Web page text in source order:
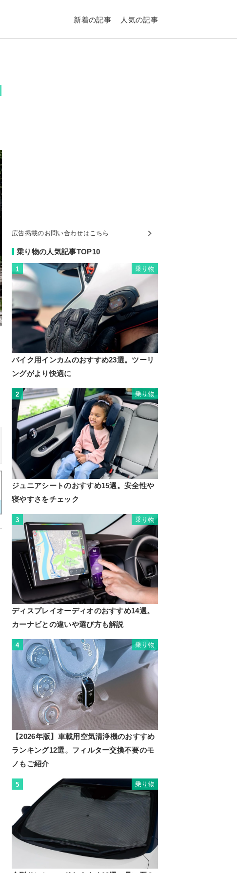
新着の記事 人気の記事
広告掲載のお問い合わせはこちら
乗り物の人気記事TOP10
1 乗り物
バイク用インカムのおすすめ23選。ツーリ
ングがより快適に
2 乗り物
ジュニアシートのおすすめ15選。安全性や
寝やすさをチェック
3 乗り物
ディスプレイオーディオのおすすめ14選。
カーナビとの違いや選び方も解説
4 乗り物
【2026年版】車載用空気清浄機のおすすめ
ランキング12選。フィルター交換不要のモ
ノもご紹介
5 乗り物